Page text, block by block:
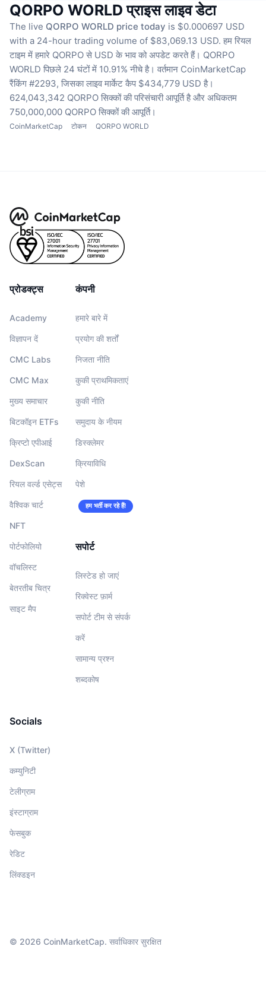
QORPO WORLD प्राइस लाइव डेटा
The live QORPO WORLD price today is $0.000697 USD
with a 24-hour trading volume of $83,069.13 USD. हम रियल
टाइम में हमारे QORPO से USD के भाव को अपडेट करते हैं। QORPO
WORLD पिछले 24 घंटों में 10.91% नीचे है। वर्तमान CoinMarketCap
रैंकिंग #2293, जिसका लाइव मार्केट कैप $434,779 USD है।
624,043,342 QORPO सिक्कों की परिसंचारी आपूर्ति है और अधिकतम
750,000,000 QORPO सिक्कों की आपूर्ति।
CoinMarketCap टोकन QORPO WORLD
प्रोडक्ट्स
Academy
विज्ञापन दें
CMC Labs
CMC Max
मुख्य समाचार
बिटकॉइन ETFs
क्रिप्टो एपीआई
DexScan
रियल वर्ल्ड एसेट्स
वैश्विक चार्ट
NFT
पोर्टफोलियो
वॉचलिस्‍ट
बेतरतीब चित्र
साइट मैप
कंपनी
हमारे बारे में
प्रयोग की शर्तों
निजता नीति
कुकी प्राथमिकताएं
कुकी नीति
समुदाय के नीयम
डिस्क्लेमर
क्रियाविधि
पेशे
हम भर्ती कर रहे हैं!
सपोर्ट
लिस्टेड हो जाएं
रिक्वेस्ट फ़ार्म
सपोर्ट टीम से संपर्क
करें
सामान्य प्रश्न
शब्दकोष
Socials
X (Twitter)
कम्युनिटी
टेलीग्राम
इंस्टाग्राम
फेसबुक
रेडिट
लिंक्डइन
© 2026 CoinMarketCap. सर्वाधिकार सुरक्षित